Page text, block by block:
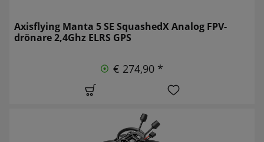
Axisflying Manta 5 SE SquashedX Analog FPV-
drönare 2,4Ghz ELRS GPS
€ 274,90 *